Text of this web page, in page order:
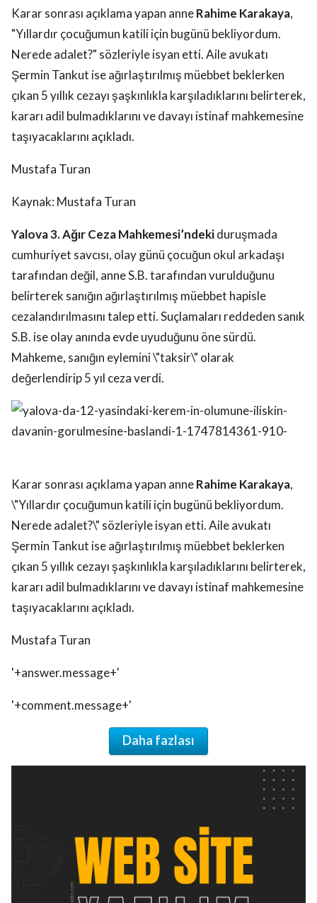
Karar sonrası açıklama yapan anneRahime Karakaya,
"Yıllardır çocuğumun katili için bugünü bekliyordum.
Nerede adalet?" sözleriyle isyan etti. Aile avukatı
Şermin Tankut ise ağırlaştırılmış müebbet beklerken
çıkan 5 yıllık cezayı şaşkınlıkla karşıladıklarını belirterek,
kararı adil bulmadıklarını ve davayı istinaf mahkemesine
taşıyacaklarını açıkladı.
Mustafa Turan
Kaynak: Mustafa Turan
Yalova 3. Ağır Ceza Mahkemesi’ndekiduruşmada
cumhuriyet savcısı, olay günü çocuğun okul arkadaşı
tarafından değil, anne S.B. tarafından vurulduğunu
belirterek sanığın ağırlaştırılmış müebbet hapisle
cezalandırılmasını talep etti. Suçlamaları reddeden sanık
S.B. ise olay anında evde uyuduğunu öne sürdü.
Mahkeme, sanığın eylemini \"taksir\" olarak
değerlendirip 5 yıl ceza verdi.
Karar sonrası açıklama yapan anneRahime Karakaya,
\"Yıllardır çocuğumun katili için bugünü bekliyordum.
Nerede adalet?\" sözleriyle isyan etti. Aile avukatı
Şermin Tankut ise ağırlaştırılmış müebbet beklerken
çıkan 5 yıllık cezayı şaşkınlıkla karşıladıklarını belirterek,
kararı adil bulmadıklarını ve davayı istinaf mahkemesine
taşıyacaklarını açıkladı.
Mustafa Turan
'+answer.message+'
'+comment.message+'
Daha fazlası